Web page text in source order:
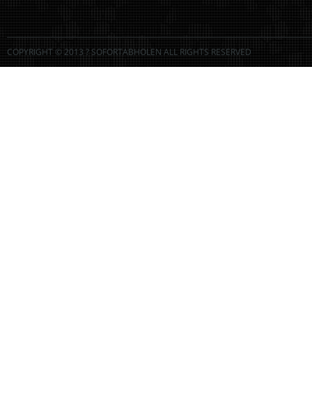
COPYRIGHT © 2013 ? SOFORTABHOLEN ALL RIGHTS RESERVED